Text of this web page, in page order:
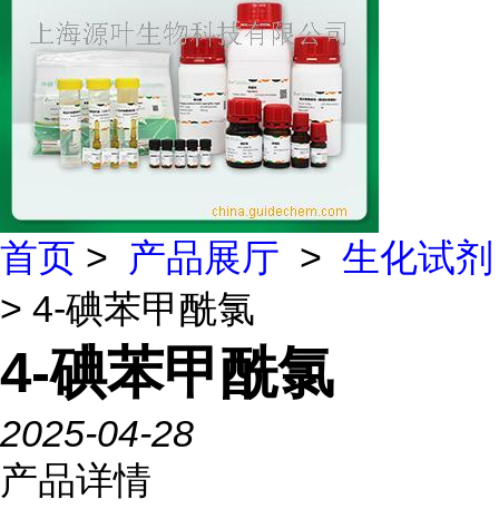
首页 > 产品展厅 > 生化试剂
> 4-碘苯甲酰氯
4-碘苯甲酰氯
2025-04-28
产品详情